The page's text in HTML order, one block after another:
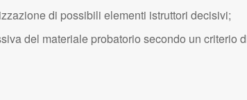
di possibili elementi istruttori decisivi;
del materiale probatorio secondo un criterio